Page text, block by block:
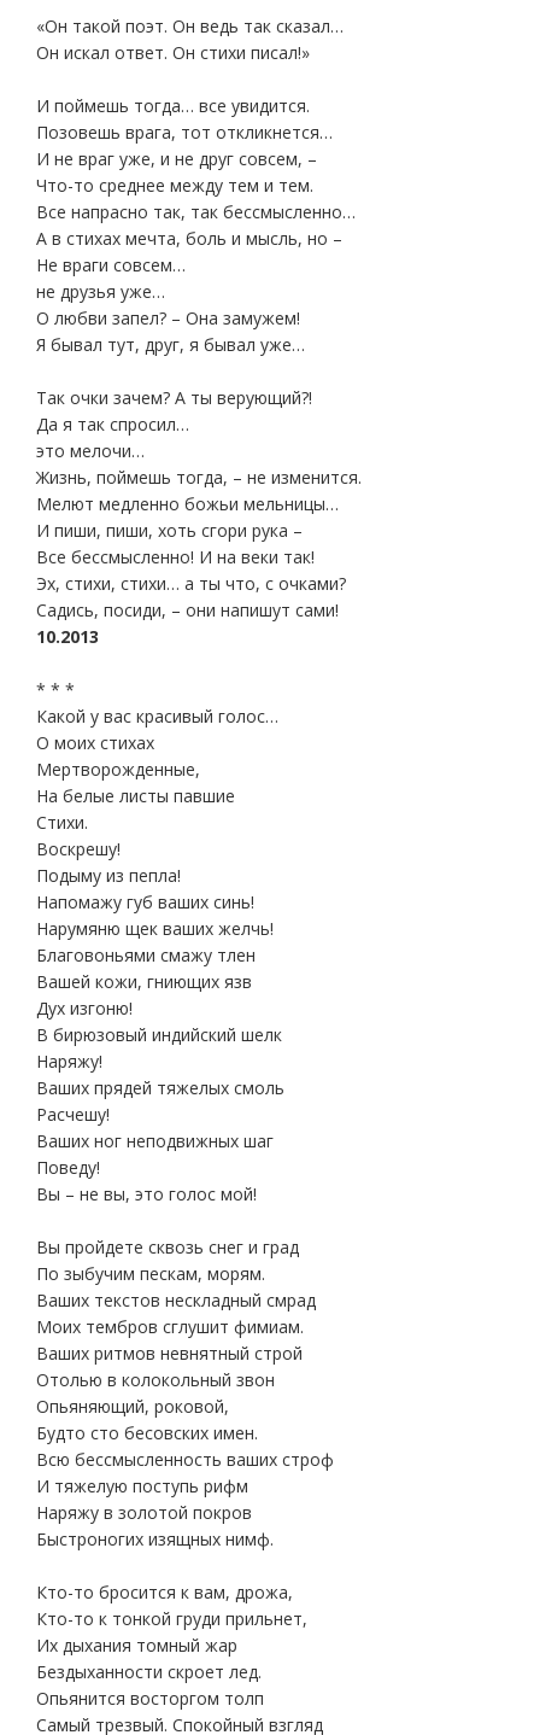
«Он такой поэт. Он ведь так сказал…
Он искал ответ. Он стихи писал!»
И поймешь тогда… все увидится.
Позовешь врага, тот откликнется…
И не враг уже, и не друг совсем, –
Что-то среднее между тем и тем.
Все напрасно так, так бессмысленно…
А в стихах мечта, боль и мысль, но –
Не враги совсем…
не друзья уже…
О любви запел? – Она замужем!
Я бывал тут, друг, я бывал уже…
Так очки зачем? А ты верующий?!
Да я так спросил…
это мелочи…
Жизнь, поймешь тогда, – не изменится.
Мелют медленно божьи мельницы…
И пиши, пиши, хоть сгори рука –
Все бессмысленно! И на веки так!
Эх, стихи, стихи… а ты что, с очками?
Садись, посиди, – они напишут сами!
10.2013
* * *
Какой у вас красивый голос…
О моих стихах
Мертворожденные,
На белые листы павшие
Стихи.
Воскрешу!
Подыму из пепла!
Напомажу губ ваших синь!
Нарумяню щек ваших желчь!
Благовоньями смажу тлен
Вашей кожи, гниющих язв
Дух изгоню!
В бирюзовый индийский шелк
Наряжу!
Ваших прядей тяжелых смоль
Расчешу!
Ваших ног неподвижных шаг
Поведу!
Вы – не вы, это голос мой!
Вы пройдете сквозь снег и град
По зыбучим пескам, морям.
Ваших текстов нескладный смрад
Моих тембров сглушит фимиам.
Ваших ритмов невнятный строй
Отолью в колокольный звон
Опьяняющий, роковой,
Будто сто бесовских имен.
Всю бессмысленность ваших строф
И тяжелую поступь рифм
Наряжу в золотой покров
Быстроногих изящных нимф.
Кто-то бросится к вам, дрожа,
Кто-то к тонкой груди прильнет,
Их дыхания томный жар
Бездыханности скроет лед.
Опьянится восторгом толп
Самый трезвый. Спокойный взгляд